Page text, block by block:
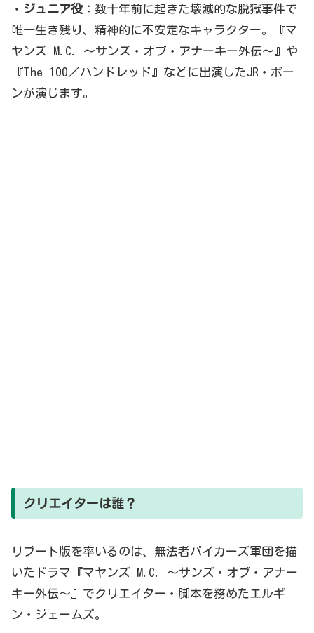
・ ジュニア役 ：数十年前に起きた壊滅的な脱獄事件で
唯一生き残り、精神的に不安定なキャラクター。『マ
ヤンズ M.C. ～サンズ・オブ・アナーキー外伝～』や
『The 100／ハンドレッド』などに出演したJR・ボー
ンが演じます。
クリエイターは誰？
リブート版を率いるのは、無法者バイカーズ軍団を描
いたドラマ『マヤンズ M.C. ～サンズ・オブ・アナー
キー外伝～』でクリエイター・脚本を務めたエルギ
ン・ジェームズ。